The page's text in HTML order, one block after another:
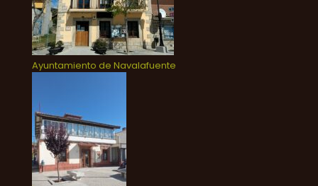
Ayuntamiento de Navalafuente